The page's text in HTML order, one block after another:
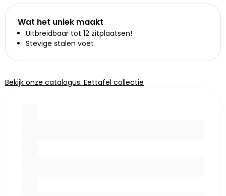
Wat het uniek maakt
Uitbreidbaar tot 12 zitplaatsen!
Stevige stalen voet
Bekijk onze catalogus: Eettafel collectie